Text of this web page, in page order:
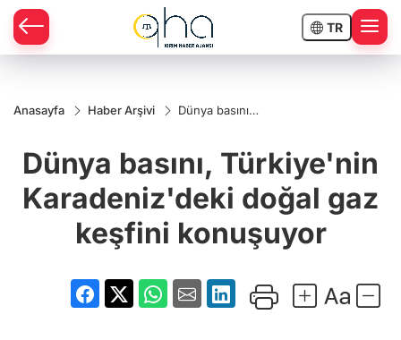
TR
Anasayfa Haber Arşivi
Dünya basını,
doğal gaz
keşfini
konuşuyor
Dünya basını, Türkiye'nin
Karadeniz'deki doğal gaz
keşfini konuşuyor